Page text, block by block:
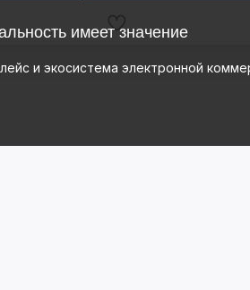
имеет значение
и экосистема электронной